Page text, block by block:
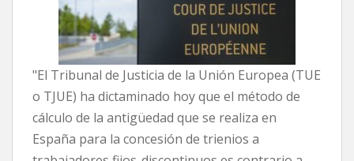
"El Tribunal de Justicia de la Unión Europea (TUE
o TJUE) ha dictaminado hoy que el método de
cálculo de la antigüedad que se realiza en
España para la concesión de trienios a